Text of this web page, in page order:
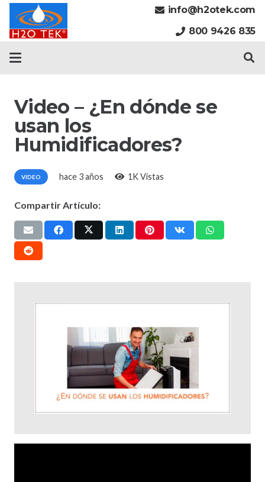
info@h2otek.com
800 9426 835
Video – ¿En dónde se
usan los
Humidificadores?
VIDEO hace 3 años 1KVistas
Compartir Artículo: